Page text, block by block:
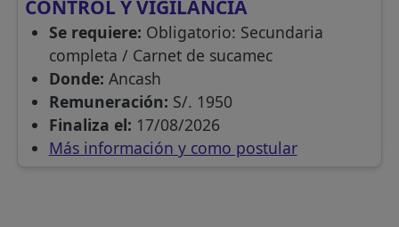
CONTROL Y VIGILANCIA
Se requiere: Obligatorio: Secundaria
completa / Carnet de sucamec
Donde: Ancash
Remuneración: S/. 1950
Finaliza el: 17/08/2026
Más información y como postular